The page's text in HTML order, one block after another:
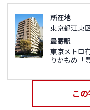
所在地
東京都江東
最寄駅
東京メトロ
りかもめ「
こ